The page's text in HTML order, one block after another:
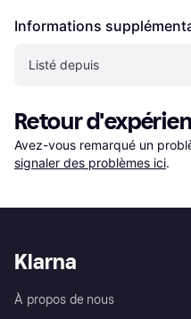
Informations
Listé depuis
Retour
Avez-vous remarqué un
signaler des problèmes ici.
Klarna
À propos de nous